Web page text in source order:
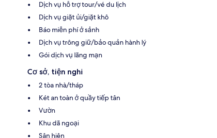
Dịch vụ hỗ trợ tour/vé du lịch
Dịch vụ giặt ủi/giặt khô
Báo miễn phí ở sảnh
Dịch vụ trông giữ/bảo quản hành lý
Gói dịch vụ lãng mạn
Cơ sở, tiện nghi
2 tòa nhà/tháp
Két an toàn ở quầy tiếp tân
Vườn
Khu dã ngoại
Sân hiên